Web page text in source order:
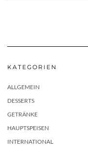
KATEGORIEN
ALLGEMEIN
DESSERTS
GETRÄNKE
HAUPTSPEISEN
INTERNATIONAL